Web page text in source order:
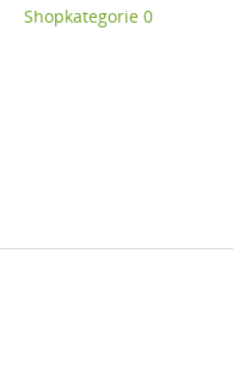
Shopkategorie 0